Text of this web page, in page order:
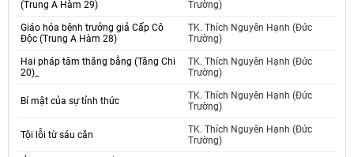
(Trung A Hàm 29)
Trường)
Giáo hóa bệnh trưởng giả Cấp Cô
Độc (Trung A Hàm 28)
TK. Thích Nguyên Hạnh (Đức
Trường)
Hai pháp tâm thăng bằng (Tăng Chi
20)_
TK. Thích Nguyên Hạnh (Đức
Trường)
Bí mật của sự tỉnh thức
TK. Thích Nguyên Hạnh (Đức
Trường)
Tội lỗi từ sáu căn
TK. Thích Nguyên Hạnh (Đức
Trường)